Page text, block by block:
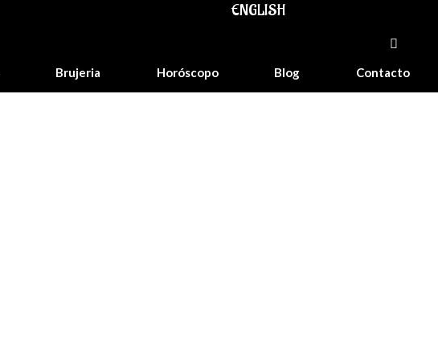
ENGLISH
Brujeria Horóscopo Blog Contacto